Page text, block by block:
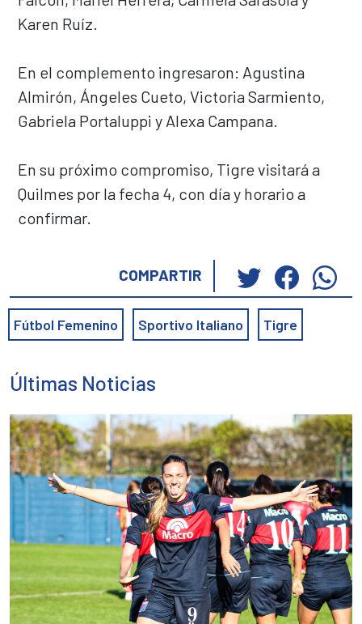
Karen Ruíz.
En el complemento ingresaron: Agustina
Almirón, Ángeles Cueto, Victoria Sarmiento,
Gabriela Portaluppi y Alexa Campana.
En su próximo compromiso, Tigre visitará a
Quilmes por la fecha 4, con día y horario a
confirmar.
COMPARTIR
Haz
clic
para
compartir
abre
en
una
ventana
nueva)
Haz
clic
para
abre
en
una
nueva)
en
Fútbol Femenino Sportivo Italiano Tigre
Últimas Noticias